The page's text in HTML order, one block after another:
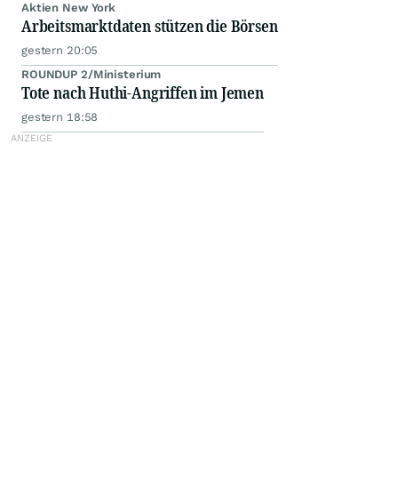
Aktien New York
Arbeitsmarktdaten stützen die Börsen
gestern 20:05
ROUNDUP 2/Ministerium
Tote nach Huthi-Angriffen im Jemen
gestern 18:58